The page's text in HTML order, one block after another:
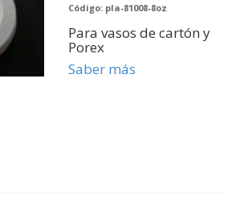
Código: pla-81008-8oz
Para vasos de cartón y
Porex
Saber más